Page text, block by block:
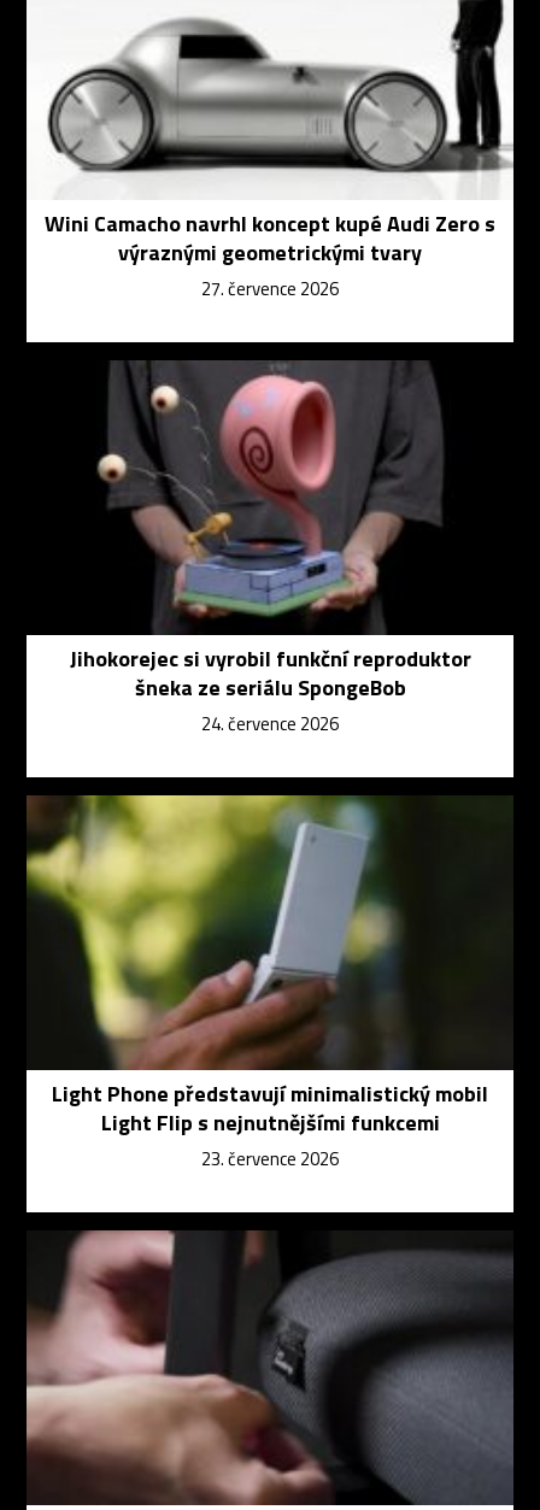
Wini Camacho navrhl koncept kupé Audi Zero s
výraznými geometrickými tvary
27. července 2026
Jihokorejec si vyrobil funkční reproduktor
šneka ze seriálu SpongeBob
24. července 2026
Light Phone představují minimalistický mobil
Light Flip s nejnutnějšími funkcemi
23. července 2026